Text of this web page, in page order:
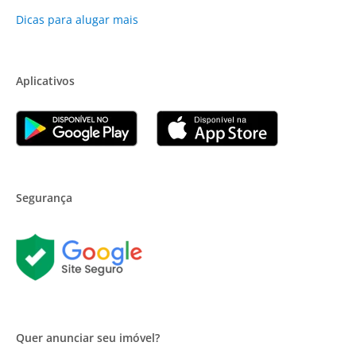
Dicas para alugar mais
Aplicativos
Segurança
Quer anunciar seu imóvel?